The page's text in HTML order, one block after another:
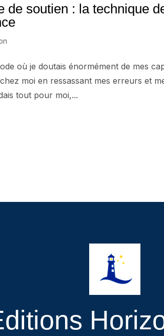
de soutien : la technique
où je doutais énormément de mes
moi en ressassant mes erreurs et
tout pour moi,...